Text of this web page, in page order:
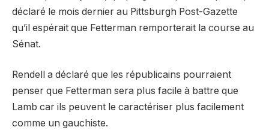
déclaré le mois dernier au Pittsburgh Post-Gazette
qu’il espérait que Fetterman remporterait la course au
Sénat.
Rendell a déclaré que les républicains pourraient
penser que Fetterman sera plus facile à battre que
Lamb car ils peuvent le caractériser plus facilement
comme un gauchiste.